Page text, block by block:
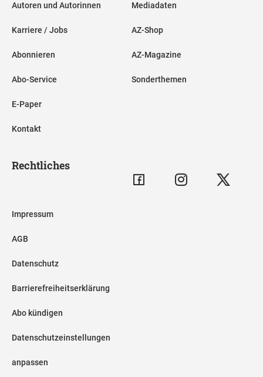
Autoren und Autorinnen
Karriere / Jobs
Abonnieren
Abo-Service
E-Paper
Kontakt
Mediadaten
AZ-Shop
AZ-Magazine
Sonderthemen
Rechtliches
Impressum
AGB
Datenschutz
Barrierefreiheitserklärung
Abo kündigen
Datenschutzeinstellungen
anpassen